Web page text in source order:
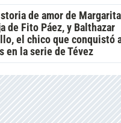
de amor de
de Fito Páez, y Balthazar
el chico que conquistó
en la serie de Tévez